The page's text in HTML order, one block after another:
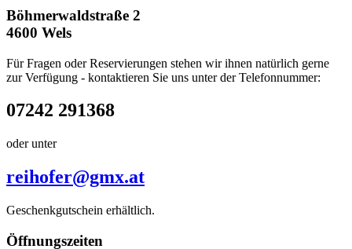
Böhmerwaldstraße 2
4600 Wels
Für Fragen oder Reservierungen stehen wir ihnen natürlich gerne
zur Verfügung - kontaktieren Sie uns unter der Telefonnummer:
07242 291368
oder unter
reihofer@gmx.at
Geschenkgutschein erhältlich.
Öffnungszeiten